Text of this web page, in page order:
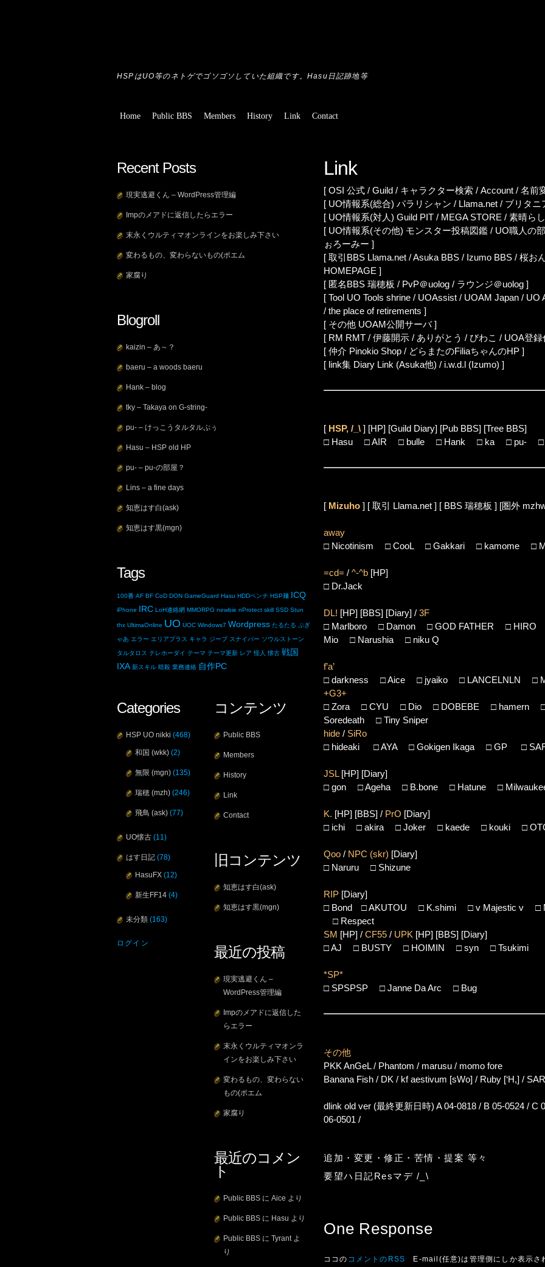
HSPはUO等のネトゲでゴソゴソしていた組織です。Hasu日記跡地等
Home Public BBS Members History Link Contact
Link
[ OSI 公式 / Guild / キャラクター検索 / Account / 名前
[ UO情報系(総合) パラリシャン / Llama.net / ブリタニ
[ UO情報系(対人) Guild PIT / MEGA STORE / 素晴ら
[ UO情報系(その他) モンスター投稿図鑑 / UO職人の
ぉろーみー ]
[ 取引BBS Llama.net /Asuka BBS / Izumo BBS / 桜お
HOMEPAGE ]
[ 匿名BBS 瑞穂板 / PvP＠uolog / ラウンジ＠uolog ]
[ Tool UO Tools shrine / UOAssist / UOAM Japan / UO
/ the place of retirements ]
[ その他 UOAM公開サーバ]
[ RM RMT / 伊藤開示 / ありがとう / びわこ / UOA登録
[ 仲介 Pinokio Shop / どらまたのFiliaちゃんのHP ]
[ link集 Diary Link (Asuka他) / i.w.d.l (Izumo) ]
[ HSP, /_\ ] [HP] [Guild Diary] [Pub BBS] [Tree BBS]
□ Hasu □AIR □ bulle □ Hank □ ka □ pu- □
[ Mizuho ] [ 取引 Llama.net ] [ BBS 瑞穂板 ] [圏外
away
□ Nicotinism □ CooL□ Gakkari □ kamome □
=cd= / ^-^b [HP]
□ Dr.Jack
DL! [HP] [BBS] [Diary] / 3F
□ Marlboro □ Damon □ GOD FATHER □ HIRO
Mio □ Narushia □ niku Q
f’a’
□ darkness □Aice □ jyaiko □ LANCELNLN □
+G3+
□ Zora □ CYU □ Dio □ DOBEBE □ hamern
Soredeath □ Tiny Sniper
hide / SiRo
□ hideaki □AYA□ Gokigen Ikaga □ GP □
JSL [HP] [Diary]
□ gon □Ageha □ B.bone □ Hatune □
K. [HP] [BBS] / PrO [Diary]
□ ichi □ akira □ Joker □ kaede □ kouki □
Qoo / NPC (skr) [Diary]
□ Naruru □ Shizune
RIP [Diary]
□ Bond □AKUTOU □ K.shimi □ v Majestic v □
□ Respect
SM [HP] / CF55 / UPK [HP] [BBS] [Diary]
□AJ □ BUSTY □ HOIMIN □ syn □ Tsukimi
*SP*
□ SPSPSP □ Janne Da Arc □ Bug
その他
PKK AnGeL/ Phantom / marusu / momo fore
Banana Fish / DK / kf aestivum [sWo] / Ruby [‘H,] /
dlink old ver (最終更新日時) A 04-0818 / B 05-0524 / C
06-0501 /
追加・変更・修正・苦情・提案 等々
要望ハ日記Resマデ /_\
One Response
ココの コメントのRSS E-mail(任意)は管理側にしか表示さ
Recent Posts
現実逃避くん – WordPress管理編
Impのメアドに返信したらエラー
末永くウルティマオンラインをお楽しみ下さい
変わるもの、変わらないもの(ポエム
家腐り
Blogroll
kaizin – あ～？
baeru – a woods baeru
Hank – blog
tky – Takaya on G-string-
pu- – けっこうタルタルぷぅ
Hasu – HSP old HP
pu- – pu-の部屋？
Lins – a fine days
知恵はす白(ask)
知恵はす黒(mgn)
Tags
100番 AF BF CoD DON GameGuard Hasu HDDベンチ HSP麺 ICQ
iPhone IRC LoH連絡網 MMORPG newbie nProtect skill SSD Stun
thx UltimaOnline UO UOC Windows7 Wordpress たるたる ぷぎ
ゃあ エラー エリアプラス キャラ ジープ スナイパー ソウルストーン
タルタロス テレホーダイ テーマ テーマ更新 レア 怪人 懐古 戦国
IXA 新スキル 暗殺 業務連絡 自作PC
コンテンツ
Public BBS
Members
History
Link
Contact
旧コンテンツ
知恵はす白(ask)
知恵はす黒(mgn)
最近の投稿
現実逃避くん –
WordPress管理編
Impのメアドに返信した
らエラー
末永くウルティマオンラ
インをお楽しみ下さい
変わるもの、変わらない
もの(ポエム
家腐り
最近のコメン
ト
Public BBS に Aice より
Public BBS に Hasu より
Public BBS に Tyrantよ
り
Categories
HSP UO nikki (468)
和国 (wkk) (2)
無限 (mgn) (135)
瑞穂 (mzh) (246)
飛鳥 (ask) (77)
UO懐古 (11)
はす日記 (78)
HasuFX (12)
新生FF14 (4)
未分類 (163)
ログイン